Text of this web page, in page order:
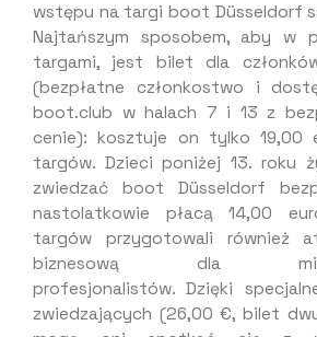
wstępu na targi boot Düsseldorf
Najtańszym sposobem, aby w
targami, jest bilet dla
(bezpłatne członkostwo i
boot.club w halach 7 i 13 z
cenie): kosztuje on tylko 19,00
targów. Dzieci poniżej 13. roku
zwiedzać boot Düsseldorf
nastolatkowie płacą 14,00
targów przygotowali również
biznesową dla
profesjonalistów. Dzięki
zwiedzających (26,00 €, bilet